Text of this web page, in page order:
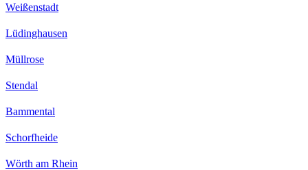
Weißenstadt
Lüdinghausen
Müllrose
Stendal
Bammental
Schorfheide
Wörth am Rhein